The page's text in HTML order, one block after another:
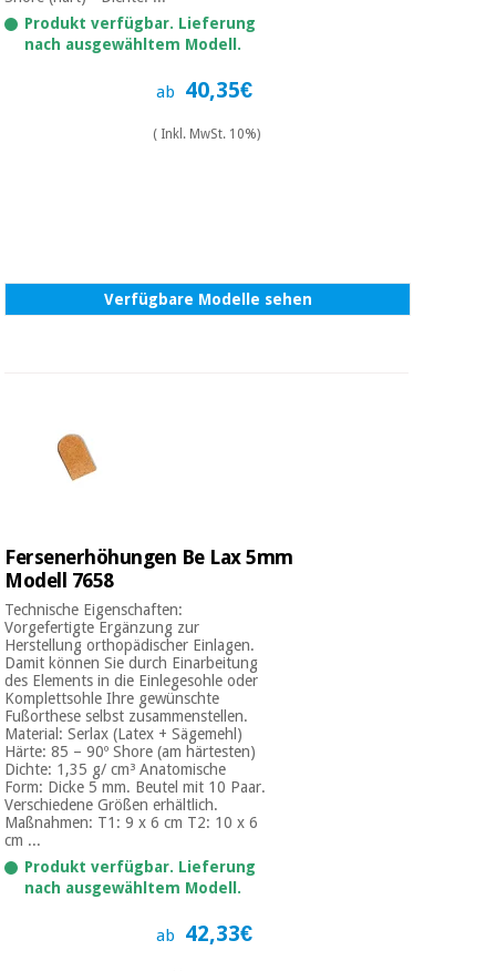
Produkt verfügbar. Lieferung
nach ausgewähltem Modell.
ab 40,35€
( Inkl. MwSt. 10%)
Verfügbare Modelle sehen
Fersenerhöhungen Be Lax 5mm
Modell 7658
Technische Eigenschaften:
Vorgefertigte Ergänzung zur
Herstellung orthopädischer Einlagen.
Damit können Sie durch Einarbeitung
des Elements in die Einlegesohle oder
Komplettsohle Ihre gewünschte
Fußorthese selbst zusammenstellen.
Material: Serlax (Latex + Sägemehl)
Härte: 85 – 90º Shore (am härtesten)
Dichte: 1,35 g/ cm³ Anatomische
Form: Dicke 5 mm. Beutel mit 10 Paar.
Verschiedene Größen erhältlich.
Maßnahmen: T1: 9 x 6 cm T2: 10 x 6
cm ...
Produkt verfügbar. Lieferung
nach ausgewähltem Modell.
ab 42,33€